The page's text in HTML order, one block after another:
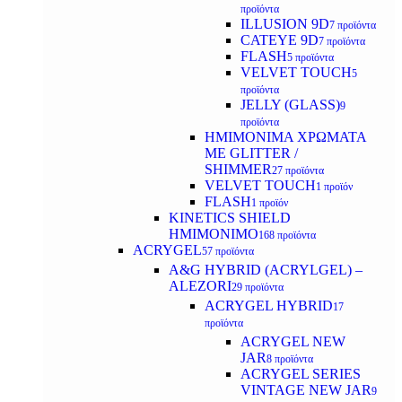
προϊόντα
ILLUSION 9D7 προϊόντα
CATEYE 9D7 προϊόντα
FLASH5 προϊόντα
VELVET TOUCH5
προϊόντα
JELLY (GLASS)9
προϊόντα
ΗΜΙΜΟΝΙΜA ΧΡΩΜΑΤΑ
ΜΕ GLITTER /
SHIMMER27 προϊόντα
VELVET TOUCH1 προϊόν
FLASH1 προϊόν
KINETICS SHIELD
ΗΜΙΜΟΝΙΜΟ168 προϊόντα
ACRYGEL57 προϊόντα
A&G HYBRID (ACRYLGEL) –
ALEZORI29 προϊόντα
ACRYGEL HYBRID17
προϊόντα
ACRYGEL NEW
JAR8 προϊόντα
ACRYGEL SERIES
VINTAGE NEW JAR9